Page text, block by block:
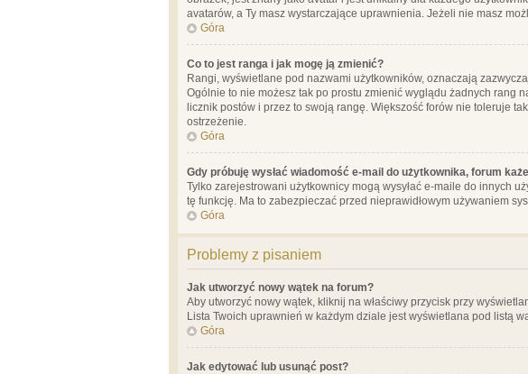
avatarów, a Ty masz wystarczające uprawnienia. Jeżeli nie masz
Góra
Co to jest ranga i jak mogę ją zmienić?
Rangi, wyświetlane pod nazwami użytkowników, oznaczają
Ogólnie to nie możesz tak po prostu zmienić wyglądu żadnych rang
licznik postów i przez to swoją rangę. Większość forów nie toleruje
ostrzeżenie.
Góra
Gdy próbuję wysłać wiadomość e-mail do użytkownika, forum
Tylko zarejestrowani użytkownicy mogą wysyłać e-maile do innych
tę funkcję. Ma to zabezpieczać przed nieprawidłowym używaniem
Góra
Problemy z pisaniem
Jak utworzyć nowy wątek na forum?
Aby utworzyć nowy wątek, kliknij na właściwy przycisk przy
Lista Twoich uprawnień w każdym dziale jest wyświetlana pod listą
Góra
Jak edytować lub usunąć post?